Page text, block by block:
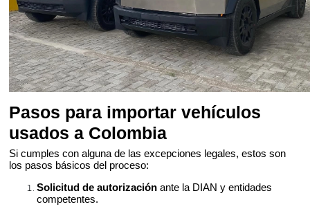
Pasos para importar vehículos
usados a Colombia
Si cumples con alguna de las excepciones legales, estos son
los pasos básicos del proceso:
Solicitud de autorizaciónante la DIAN y entidades
competentes.